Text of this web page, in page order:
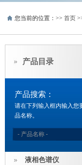
您当前的位置：>> 首页
产品目录
产品搜索：
请在下列输入框内输入您
品名称。
液相色谱仪